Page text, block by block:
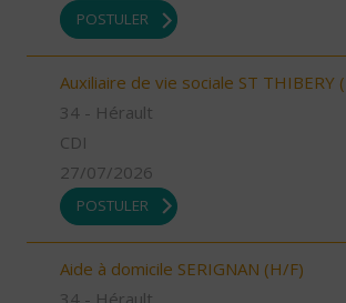
POSTULER
Auxiliaire de vie sociale ST THIBERY
34 - Hérault
CDI
27/07/2026
POSTULER
Aide à domicile SERIGNAN (H/F)